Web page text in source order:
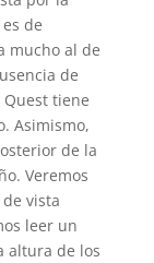
de
mucho al de
de
Quest tiene
Asimismo,
de la
Veremos
vista
leer un
altura de los